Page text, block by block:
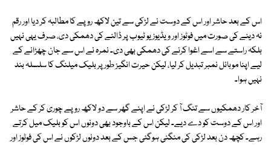
اس کے بعد حاشر اور اس کے دوست نے لڑکی سے تین لاکھ روپے کا مطالبہ کر دیا اور رقم
نہ دینے کی صورت میں فوٹوز اور ویڈیوز یو ٹیوب پر ڈالنے کی دھمکی دی، صرف یہی نہیں
بلکہ راستے سے اسے اغوا کرنے کی دھمکی بھی دی۔ نمرہ نے اس سے جان چھڑانے کے
لیے اپنا موبائل نمبر تبدیل کر لیا، لیکن حیرت انگیز طور پر بلیک میلنگ کا سلسلہ بند
نہیں ہوا۔
آخر کار دھمکیوں سے تنگ آ کر لڑکی نے اپنے گھر سے دو لاکھ روپے چوری کر کے حاشر
اور اس کے دوست کو دے دیے۔ لیکن اس کے باوجود بھی دونوں اس کو بلیک میل کرتے
رہے۔ کچھ دن بعد لڑکی کی منگنی ہوگئی جس کے بعد دونوں لڑکوں نے اس کی فوٹوز اور